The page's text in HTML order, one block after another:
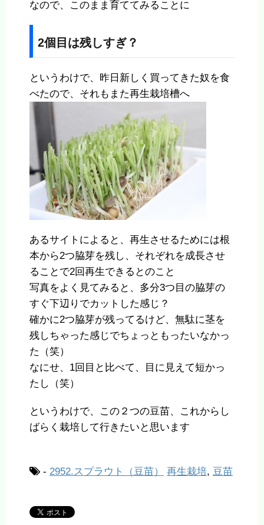
なので、このまま育ててみることに
2個目は残しすぎ？
というわけで、昨日新しく買ってきた奴を食
べたので、それもまた再生栽培槽へ
あるサイトによると、再生させるためには根
本から2つ脇芽を残し、それぞれを成長させ
ることで2回再生できるとのこと
写真をよく見てみると、多分3つ目の脇芽の
すぐ下辺りでカットした感じ？
確かに2つ脇芽が残ってるけど、無駄に茎を
残しちゃった感じでちょっともったいなかっ
た（笑）
なにせ、1回目と比べて、目に見えて短かっ
たし（笑）
というわけで、この２つの豆苗、これからし
ばらく栽培して行きたいと思います
- 2952.スプラウト（豆苗） 再生栽培, 豆苗